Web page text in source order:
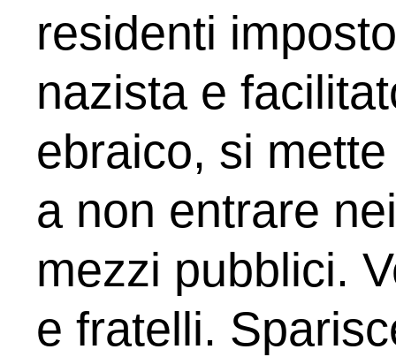
residenti
nazista e
ebraico, si
a non entrare
mezzi pubblici.
e fratelli.